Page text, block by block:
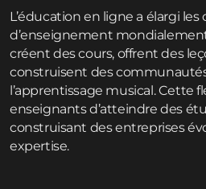
L’éducation en ligne a élargi
d’enseignement
créent des cours, offrent des
construisent des
l’apprentissage musical. Cette
enseignants d’atteindre des
construisant des entreprises
expertise.